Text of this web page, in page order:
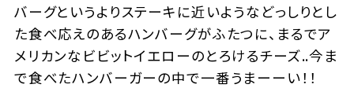
バーグというよりステーキに近いようなどっしりとし
た食べ応えのあるハンバーグがふたつに、まるでア
メリカンなビビットイエローのとろけるチーズ..今ま
で食べたハンバーガーの中で一番うまーーい！！